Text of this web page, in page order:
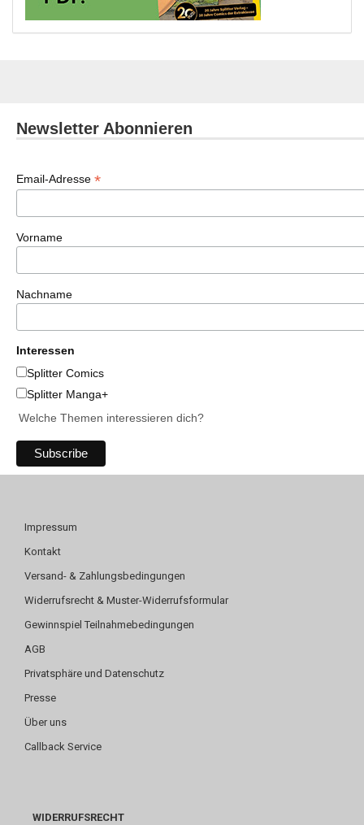
Newsletter Abonnieren
Email-Adresse *
Vorname
Nachname
Interessen
Splitter Comics
Splitter Manga+
Welche Themen interessieren dich?
Impressum
Kontakt
Versand- & Zahlungsbedingungen
Widerrufsrecht & Muster-Widerrufsformular
Gewinnspiel Teilnahmebedingungen
AGB
Privatsphäre und Datenschutz
Presse
Über uns
Callback Service
WIDERRUFSRECHT